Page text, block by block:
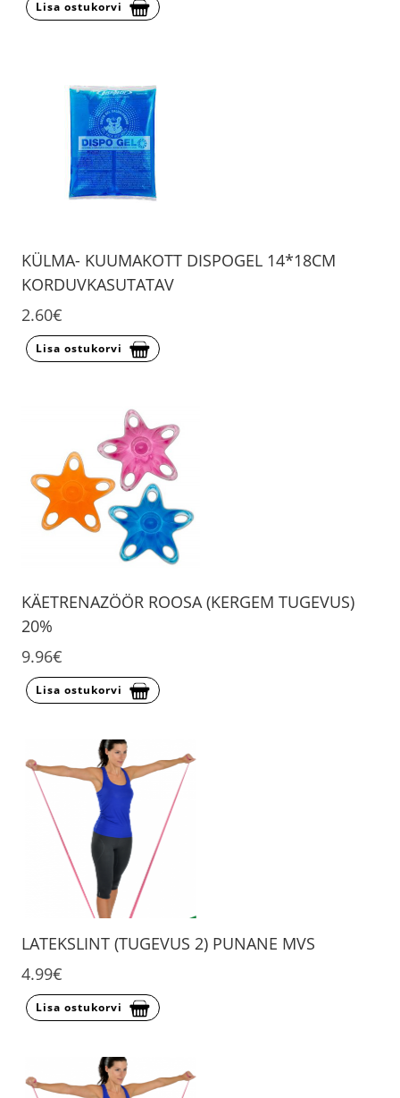
Lisa ostukorvi
KÜLMA- KUUMAKOTT DISPOGEL 14*18CM
KORDUVKASUTATAV
2.60€
Lisa ostukorvi
KÄETRENAZÖÖR ROOSA (KERGEM TUGEVUS)
20%
9.96€
Lisa ostukorvi
LATEKSLINT (TUGEVUS 2) PUNANE MVS
4.99€
Lisa ostukorvi